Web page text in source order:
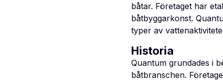
båtar. Företaget har
båtbyggarkonst.
typer av
Historia
Quantum grundades i
båtbranschen.